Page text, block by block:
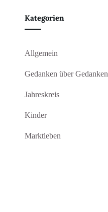
Kategorien
Allgemein
Gedanken über Gedanken
Jahreskreis
Kinder
Marktleben